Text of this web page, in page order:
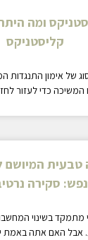
ומה
קליסטניקס
של אימון
המשיכה כדי לעזור
טבעית המיושם
נפש: סקירה
מתמקד בשינוי
אבל האם אתה באמת